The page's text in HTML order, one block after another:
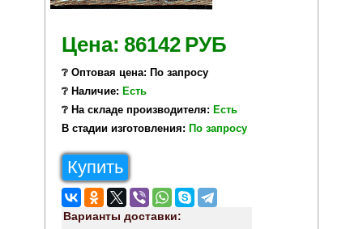
Цена: 86142 РУБ
❔ Оптовая цена: По запросу
❔ Наличие: Есть
❔ На складе производителя: Есть
В стадии изготовления: По запросу
Купить
Варианты доставки: